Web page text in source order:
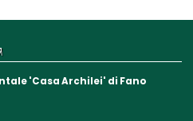
'Casa Archilei' di Fano